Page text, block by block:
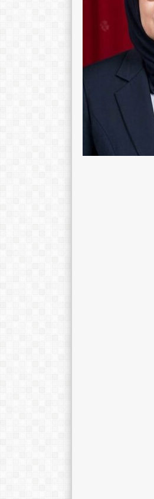
ARI RAHAYANI, S.Pd
Banyumas, 02/01
Guru Kelas